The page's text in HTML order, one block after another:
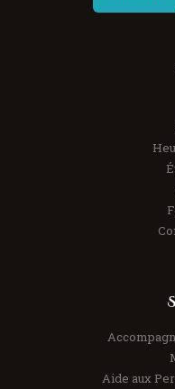
Aide aux